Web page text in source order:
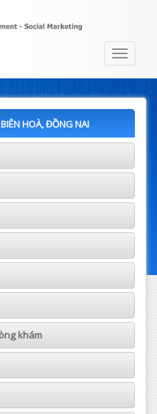
Toggle
HOÀ, ĐỒNG NAI
khám